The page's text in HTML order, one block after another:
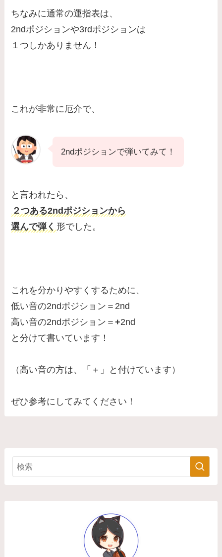
ちなみに通常の運指表は、
2ndポジションや3rdポジションは
１つしかありません！
これが非常に厄介で、
2ndポジションで弾いてみて！
と言われたら、
２つある2ndポジションから
選んで弾く 形でした。
これを分かりやすくするために、
低い音の2ndポジション＝2nd
高い音の2ndポジション＝+2nd
と分けて書いています！
（高い音の方は、「＋」と付けています）
ぜひ参考にしてみてください！